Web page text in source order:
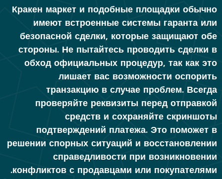
Кракен маркет и подобные площадки обычно
имеют встроенные системы гаранта или
безопасной сделки, которые защищают обе
стороны. Не пытайтесь проводить сделки в
обход официальных процедур, так как это
лишает вас возможности оспорить
транзакцию в случае проблем. Всегда
проверяйте реквизиты перед отправкой
средств и сохраняйте скриншоты
подтверждений платежа. Это поможет в
решении спорных ситуаций и восстановлении
справедливости при возникновении
конфликтов с продавцами или покупателями.